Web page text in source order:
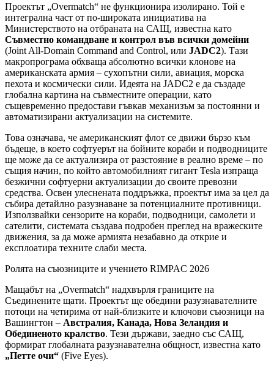
Проектът „Overmatch“ не функционира изолирано. Той е
интегрална част от по-широката инициатива на
Министерството на отбраната на САЩ, известна като
Съвместно командване и контрол във всички домейни
(Joint All-Domain Command and Control, или JADC2). Тази
макропрограма обхваща абсолютно всички клонове на
американската армия – сухопътни сили, авиация, морска
пехота и космически сили. Идеята на JADC2 е да създаде
глобална картина на съвместните операции, като
същевременно предостави гъвкав механизъм за постоянни и
автоматизирани актуализации на системите.
Това означава, че американският флот се движи бързо към
бъдеще, в което софтуерът на бойните кораби и подводниците
ще може да се актуализира от разстояние в реално време – по
същия начин, по който автомобилният гигант Tesla изпраща
безжични софтуерни актуализации до своите превозни
средства. Освен улеснената поддръжка, проектът има за цел да
събира детайлно разузнаване за потенциалните противници.
Използвайки сензорите на кораби, подводници, самолети и
сателити, системата създава подробен преглед на вражеските
движения, за да може армията незабавно да открие и
експлоатира техните слаби места.
Ролята на съюзниците и учението RIMPAC 2026
Мащабът на „Overmatch“ надхвърля границите на
Съединените щати. Проектът ще обедини разузнавателните
потоци на четирима от най-близките и ключови съюзници на
Вашингтон – Австралия, Канада, Нова Зеландия и
Обединеното кралство. Тези държави, заедно със САЩ,
формират глобалната разузнавателна общност, известна като
„Петте очи“ (Five Eyes).